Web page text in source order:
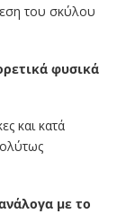
του σκύλου
φυσικά
και κατά
με το